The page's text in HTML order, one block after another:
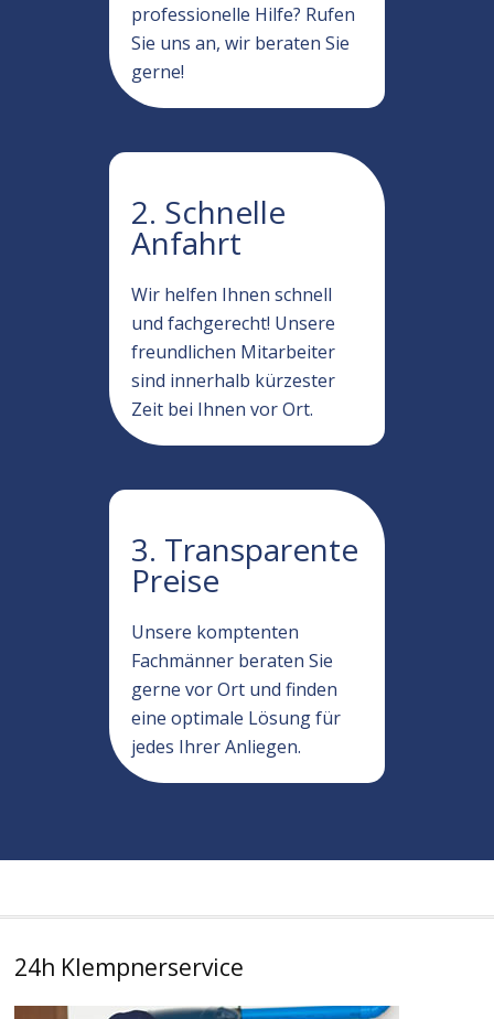
professionelle Hilfe? Rufen
Sie uns an, wir beraten Sie
gerne!
2. Schnelle
Anfahrt
Wir helfen Ihnen schnell
und fachgerecht! Unsere
freundlichen Mitarbeiter
sind innerhalb kürzester
Zeit bei Ihnen vor Ort.
3. Transparente
Preise
Unsere komptenten
Fachmänner beraten Sie
gerne vor Ort und finden
eine optimale Lösung für
jedes Ihrer Anliegen.
24h Klempnerservice